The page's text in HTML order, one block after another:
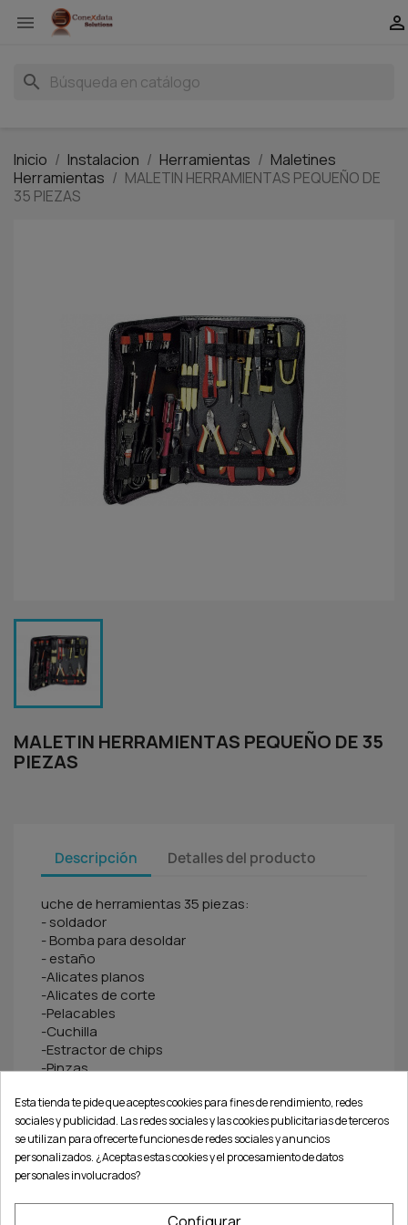
 
search
Inicio Instalacion Herramientas
Maletines
Herramientas
MALETIN HERRAMIENTAS PEQUEÑO DE
35 PIEZAS
MALETIN HERRAMIENTAS PEQUEÑO DE 35
PIEZAS
Descripción Detalles del producto
uche de herramientas 35 piezas:
- soldador
- Bomba para desoldar
- estaño
-Alicates planos
-Alicates de corte
-Pelacables
-Cuchilla
-Estractor de chips
-Pinzas
-Puntas de medición polaridad
-Destornillador puntas intercambiables
-14 puntas: plano/cruciforme/btr/torx
Comentarios (0)
Esta tienda te pide que aceptes cookies para fines de rendimiento, redes
sociales y publicidad. Las redes sociales y las cookies publicitarias de terceros
se utilizan para ofrecerte funciones de redes sociales y anuncios
personalizados. ¿Aceptas estas cookies y el procesamiento de datos
personales involucrados?